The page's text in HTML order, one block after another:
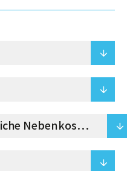
arrowdown
arrowdown
Merkblatt voraussichtliche Nebenkosten arrowdown
arrowdown